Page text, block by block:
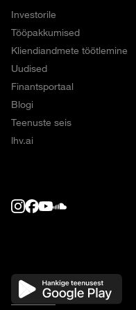
Investorile
Tööpakkumised
Kliendiandmete töötlemine
Uudised
Finantsportaal
Blogi
Teenuste seis
lhv.ai